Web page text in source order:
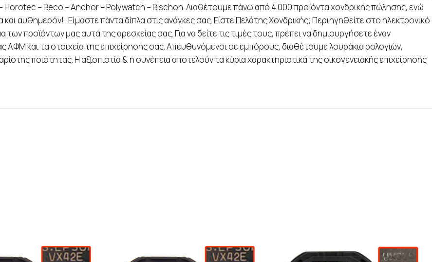
Horotec – Beco – Anchor – Polywatch – Bischon. Διαθέτουμε πάνω από 4.000 προϊόντα χονδρικής πώλησης, ενώ
αυθημερόν! . Είμαστε πάντα δίπλα στις ανάγκες σας. Είστε Πελάτης Χονδρικής; Περιηγηθείτε στο ηλεκτρονικό
προϊόντων μας αυτά της αρεσκείας σας. Για να δείτε τις τιμές τους, πρέπει να δημιουργήσετε έναν
και τα στοιχεία της επιχείρησής σας. Απευθυνόμενοι σε εμπόρους, διαθέτουμε λουράκια ρολογιών,
ποιότητας. Η αξιοπιστία & η συνέπεια αποτελούν τα κύρια χαρακτηριστικά της οικογενειακής επιχείρησής